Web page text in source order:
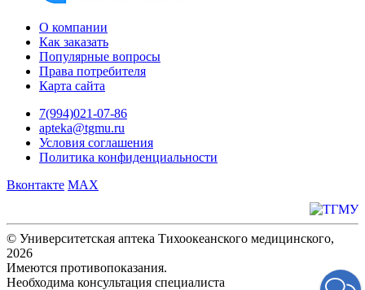
О компании
Как заказать
Популярные вопросы
Права потребителя
Карта сайта
7(994)021-07-86
apteka@tgmu.ru
Условия соглашения
Политика конфиденциальности
Вконтакте MAX
© Университетская аптека Тихоокеанского медицинского,
2026
Имеются противопоказания.
Необходима консультация специалиста